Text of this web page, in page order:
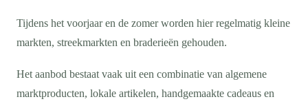
Tijdens het voorjaar en de zomer worden hier regelmatig kleine
markten, streekmarkten en braderieën gehouden.
Het aanbod bestaat vaak uit een combinatie van algemene
marktproducten, lokale artikelen, handgemaakte cadeaus en